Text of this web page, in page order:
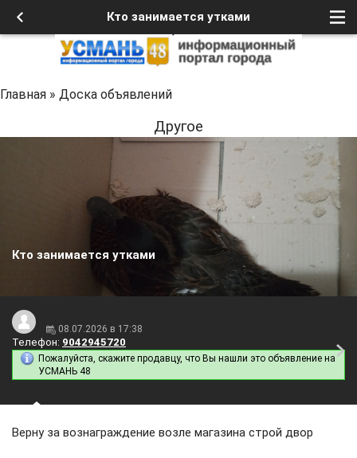
Кто занимается утками
Главная » Доска объявлений
Другое
Кто занимается утками
08.07.2026 в 17:38
Телефон: 9042945720
Пожалуйста, скажите продавцу, что Вы нашли это объявление на
УСМАНЬ 48
Верну за вознаграждение возле магазина строй двор